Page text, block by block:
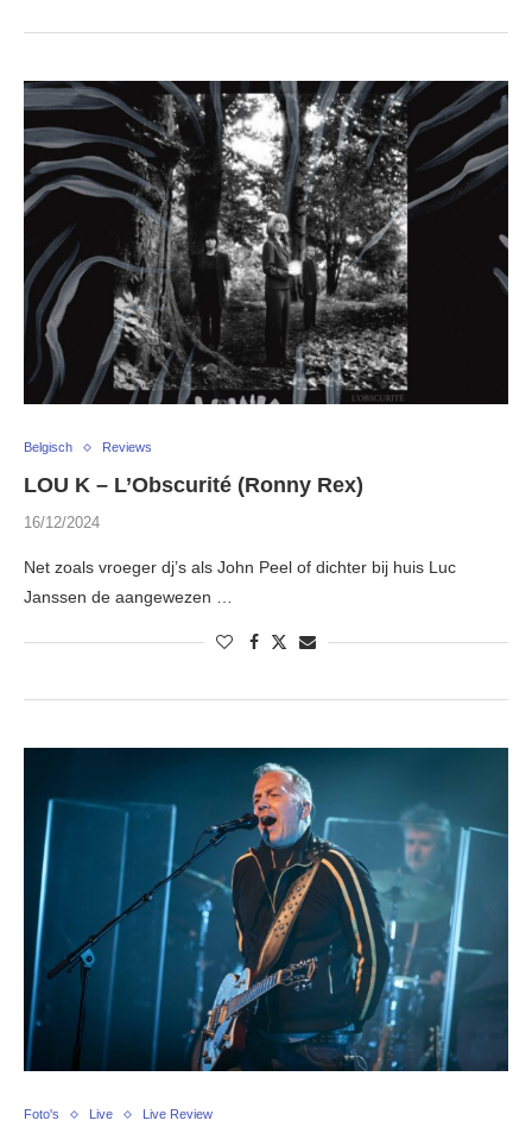
Belgisch Reviews
LOU K – L’Obscurité (Ronny Rex)
16/12/2024
Net zoals vroeger dj’s als John Peel of dichter bij huis Luc
Janssen de aangewezen …
Foto's Live Live Review